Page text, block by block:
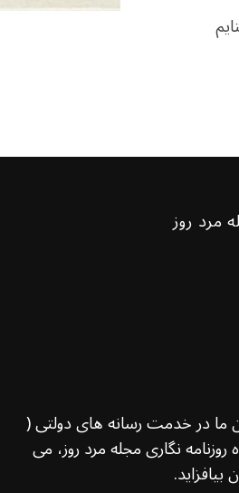
مرد روز
ما در خدمت رسانه های دولتی (
نگاری مجله مرد روز، می